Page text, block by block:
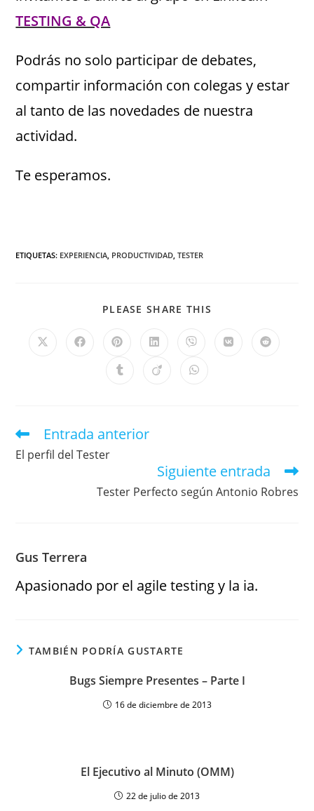
TESTING & QA
Podrás no solo participar de debates,
compartir información con colegas y estar
al tanto de las novedades de nuestra
actividad.
Te esperamos.
ETIQUETAS: EXPERIENCIA, PRODUCTIVIDAD, TESTER
PLEASE SHARE THIS
Entrada anterior
El perfil del Tester
Siguiente entrada
Tester Perfecto según Antonio Robres
Gus Terrera
Apasionado por el agile testing y la ia.
TAMBIÉN PODRÍA GUSTARTE
Bugs Siempre Presentes – Parte I
16 de diciembre de 2013
El Ejecutivo al Minuto (OMM)
22 de julio de 2013